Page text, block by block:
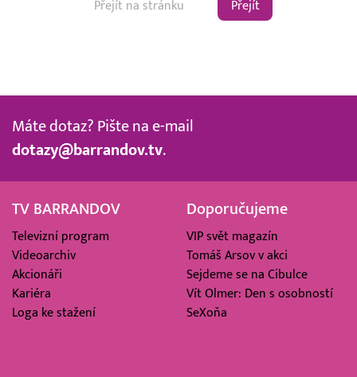
Přejít
Máte dotaz? Pište na e-mail
dotazy@barrandov.tv.
TV BARRANDOV
Televizní program
Videoarchiv
Akcionáři
Kariéra
Loga ke stažení
Doporučujeme
VIP svět magazín
Tomáš Arsov v akci
Sejdeme se na Cibulce
Vít Olmer: Den s osobností
SeXoňa